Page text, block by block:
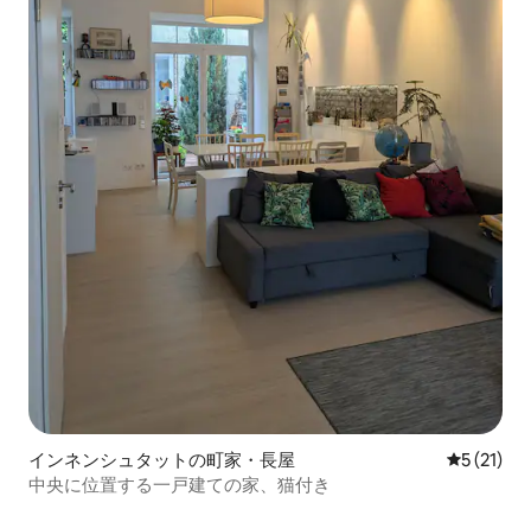
インネンシュタットの町家・長屋 レビュー
5 (21)
中央に位置する一戸建ての家、猫付き